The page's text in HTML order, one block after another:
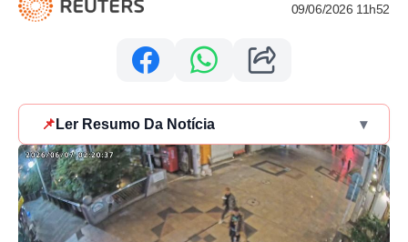
09/06/2026 11h52
📌 Ler Resumo Da Notícia ▾